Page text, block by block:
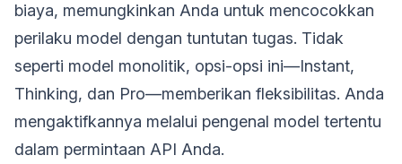
biaya, memungkinkan Anda untuk mencocokkan
perilaku model dengan tuntutan tugas. Tidak
seperti model monolitik, opsi-opsi ini—Instant,
Thinking, dan Pro—memberikan fleksibilitas. Anda
mengaktifkannya melalui pengenal model tertentu
dalam permintaan API Anda.